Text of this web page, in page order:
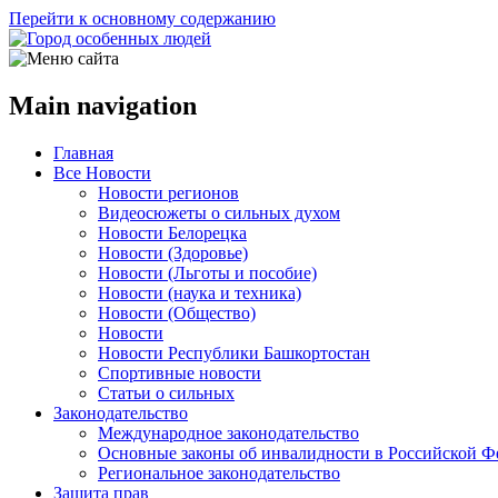
Перейти к основному содержанию
Main navigation
Главная
Все Новости
Новости регионов
Видеосюжеты о сильных духом
Новости Белорецка
Новости (Здоровье)
Новости (Льготы и пособие)
Новости (наука и техника)
Новости (Общество)
Новости
Новости Республики Башкортостан
Спортивные новости
Статьи о сильных
Законодательство
Международное законодательство
Основные законы об инвалидности в Российской
Региональное законодательство
Защита прав